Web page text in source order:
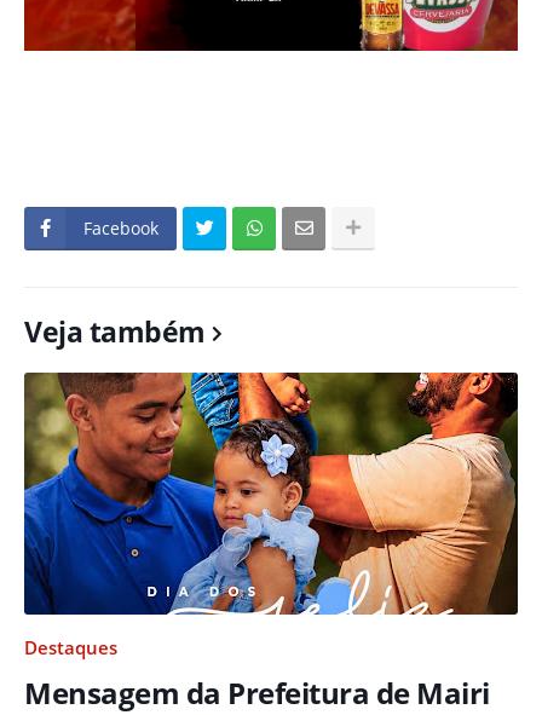
Facebook
Veja também
Destaques
Mensagem da Prefeitura de Mairi